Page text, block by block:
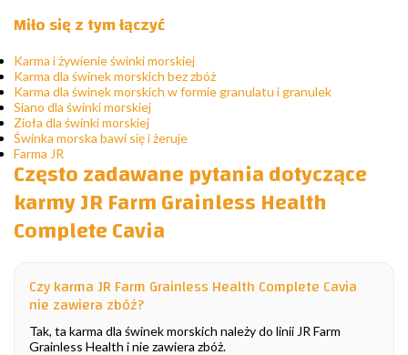
Miło się z tym łączyć
Karma i żywienie świnki morskiej
Karma dla świnek morskich bez zbóż
Karma dla świnek morskich w formie granulatu i granulek
Siano dla świnki morskiej
Zioła dla świnki morskiej
Świnka morska bawi się i żeruje
Farma JR
Często zadawane pytania dotyczące
karmy JR Farm Grainless Health
Complete Cavia
Czy karma JR Farm Grainless Health Complete Cavia
nie zawiera zbóż?
Tak, ta karma dla świnek morskich należy do linii JR Farm
Grainless Health i nie zawiera zbóż.